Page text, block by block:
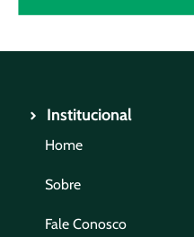
Institucional
Home
Sobre
Fale Conosco